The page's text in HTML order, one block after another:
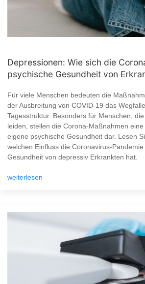
Depressionen: Wie sich die
psychische Gesundheit von
Für viele Menschen bedeuten die
der Ausbreitung von COVID-19 das
Tagesstruktur. Besonders für Menschen,
leiden, stellen die Corona-Maßnahmen
eigene psychische Gesundheit dar. Lesen
welchen Einfluss die Coronavirus-
Gesundheit von depressiv Erkrankten hat.
weiterlesen